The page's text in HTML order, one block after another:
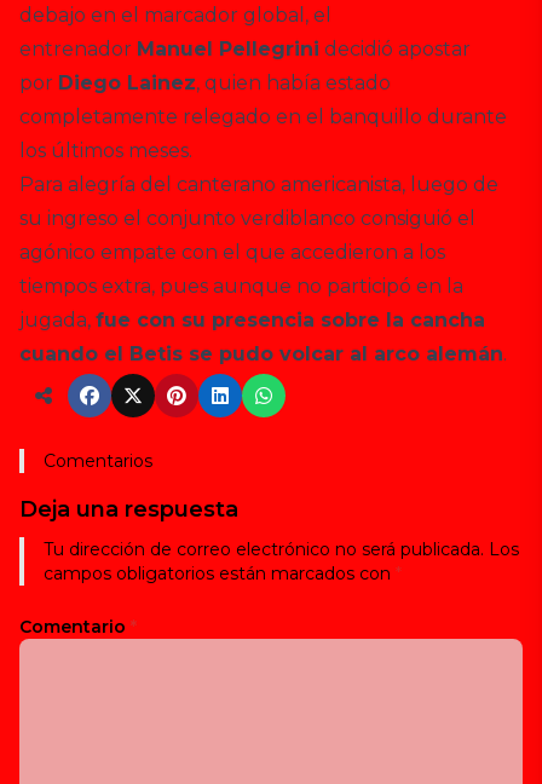
debajo en el marcador global, el
entrenador Manuel Pellegrini decidió apostar
por Diego Lainez, quien había estado
completamente relegado en el banquillo durante
los últimos meses.
Para alegría del canterano americanista, luego de
su ingreso el conjunto verdiblanco consiguió el
agónico empate con el que accedieron a los
tiempos extra, pues aunque no participó en la
jugada, fue con su presencia sobre la cancha
cuando el Betis se pudo volcar al arco alemán.
Comentarios
Deja una respuesta
Tu dirección de correo electrónico no será publicada. Los
campos obligatorios están marcados con *
Comentario *